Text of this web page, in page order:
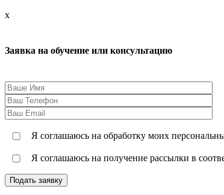
x
Заявка на обучение или консультацию
Я соглашаюсь на обработку моих
Я соглашаюсь на получение рассылки в
Подать заявку